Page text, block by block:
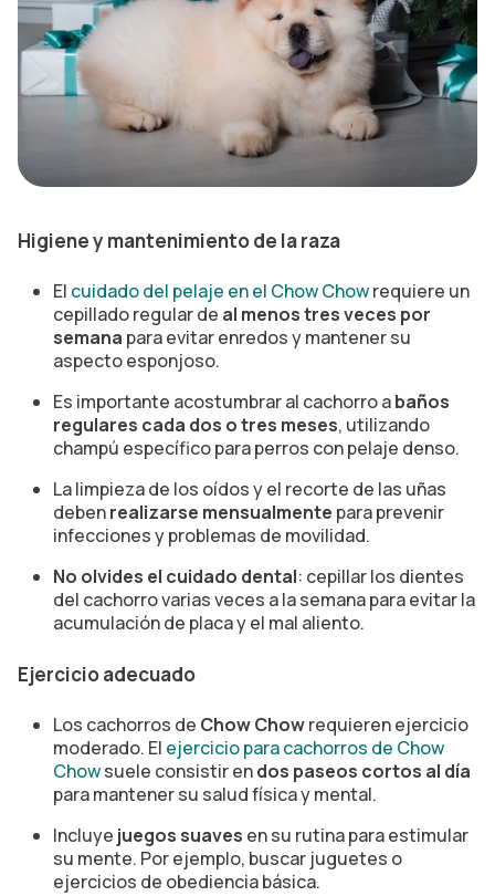
Higiene y mantenimiento de la raza
El cuidado del pelaje en el Chow Chowrequiere un
cepillado regular de al menos tres veces por
semana para evitar enredos y mantener su
aspecto esponjoso.
Es importante acostumbrar al cachorro abaños
regulares cada dos o tres meses, utilizando
champú específico para perros con pelaje denso.
La limpieza de los oídos y el recorte de las uñas
debenrealizarse mensualmente para prevenir
infecciones y problemas de movilidad.
No olvides el cuidado dental: cepillar los dientes
del cachorro varias veces a la semana para evitar la
acumulación de placa y el mal aliento.
Ejercicio adecuado
Los cachorros de Chow Chowrequieren ejercicio
moderado. El ejercicio para cachorros de Chow
Chowsuele consistir endos paseos cortos al día
para mantener su salud física y mental.
Incluye juegos suaves en su rutina para estimular
su mente. Por ejemplo, buscar juguetes o
ejercicios de obediencia básica.